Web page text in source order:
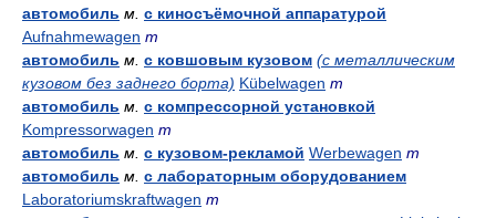
автомобиль м. с киносъёмочной аппаратурой
Aufnahmewagen m
автомобиль м. с ковшовым кузовом (с металлическим
кузовом без заднего борта) Kübelwagen m
автомобиль м. с компрессорной установкой
Kompressorwagen m
автомобиль м. с кузовом-рекламой Werbewagen m
автомобиль м. с лабораторным оборудованием
Laboratoriumskraftwagen m